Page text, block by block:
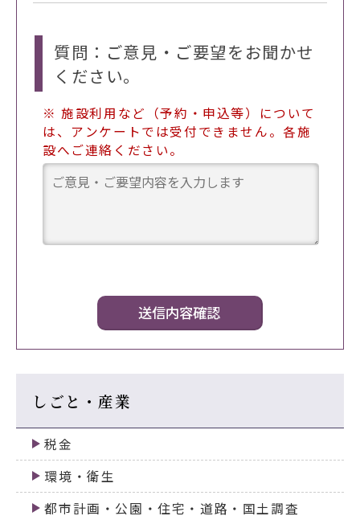
質問：ご意見・ご要望をお聞かせ
ください。
※ 施設利用など（予約・申込等）について
は、アンケートでは受付できません。各施
設へご連絡ください。
しごと・産業
税金
環境・衛生
都市計画・公園・住宅・道路・国土調査